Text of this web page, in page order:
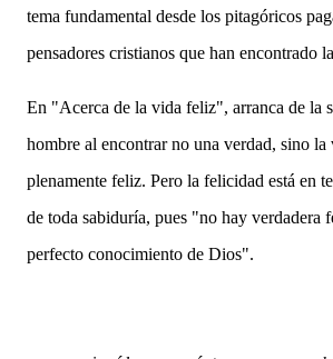
tema fundamental desde los pitagóricos
pensadores cristianos que han encontrado
En "Acerca de la vida feliz", arranca de la
hombre al encontrar no una verdad, sino la
plenamente feliz. Pero la felicidad está en
de toda sabiduría, pues "no hay verdadera
perfecto conocimiento de Dios".